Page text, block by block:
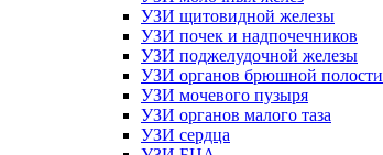
УЗИ щитовидной железы
УЗИ почек и надпочечников
УЗИ поджелудочной железы
УЗИ органов брюшной полости
УЗИ мочевого пузыря
УЗИ органов малого таза
УЗИ сердца